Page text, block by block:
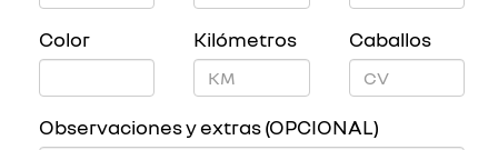
Color Kilómetros Caballos
Observaciones y extras (OPCIONAL)